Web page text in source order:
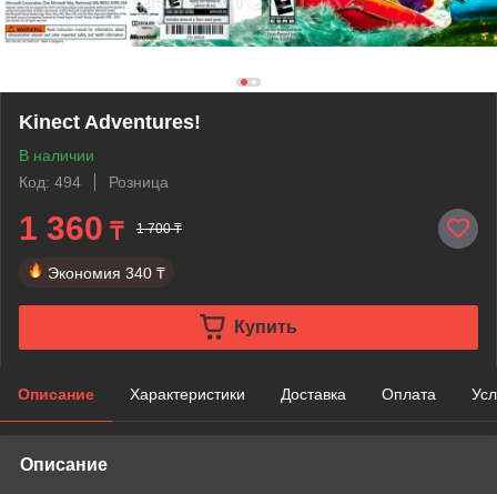
Kinect Adventures!
В наличии
Код: 494
Розница
1 360 ₸ 1 700 ₸
Экономия 340 ₸
Купить
Описание Характеристики Доставка Оплата
Описание